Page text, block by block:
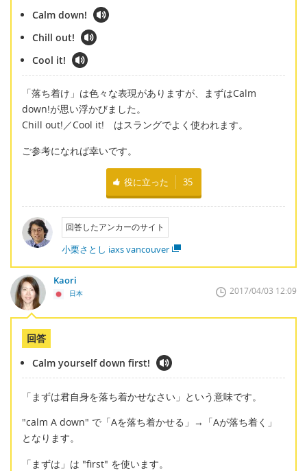
Calm down!
Chill out!
Cool it!
「落ち着け」は色々な表現がありますが、まずはCalm
down!が思い浮かびました。
Chill out!／Cool it! はスラングでよく使われます。
ご参考になれば幸いです。
役に立った 35
回答したアンカーのサイト
小栗さとし iaxs vancouver
Kaori
日本 2017/04/03 12:09
回答
Calm yourself down first!
「まずは君自身を落ち着かせなさい」という意味です。
"calm A down" で「Aを落ち着かせる」→「Aが落ち着く」
となります。
「まずは」は "first" を使います。